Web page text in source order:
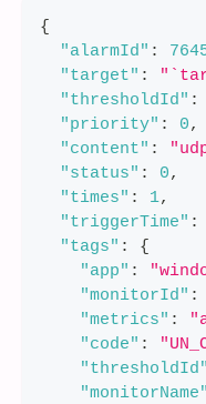
{
"alarmId" :
"target" :
"thresholdId" :
"priority" : 0,
"content" :
"status" : 0,
"times" : 1,
"triggerTime" :
"tags" :
{
"app" :
"monitorId" :
"metrics" :
"code" :
"thresholdId"
"monitorName"